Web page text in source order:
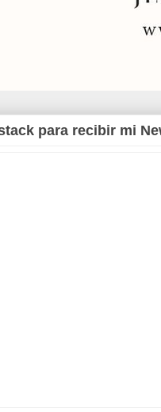
para recibir mi